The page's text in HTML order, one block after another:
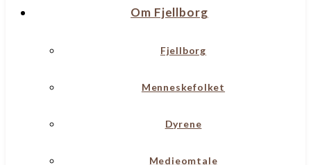
Om Fjellborg
Fjellborg
Menneskefolket
Dyrene
Medieomtale